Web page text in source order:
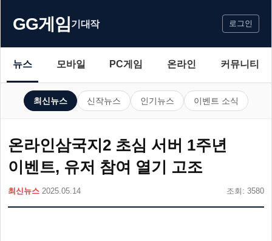
GG게임기대작 로그인
뉴스 모바일 PC게임 온라인 커뮤니티
최신뉴스 신작뉴스 인기뉴스 이벤트 소식
온라인삼국지2 초심 서버 1주년
이벤트, 유저 참여 열기 고조
최신뉴스 2025.05.14 조회: 3580